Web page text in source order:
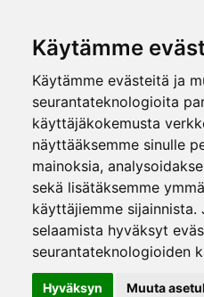
Käytämme
Käytämme evästeitä ja
seurantateknologioita
käyttäjäkokemusta
näyttääksemme sinulle
mainoksia,
sekä lisätäksemme
käyttäjiemme
selaamista hyväksyt
seurantateknologioiden
Hyväksyn Muuta